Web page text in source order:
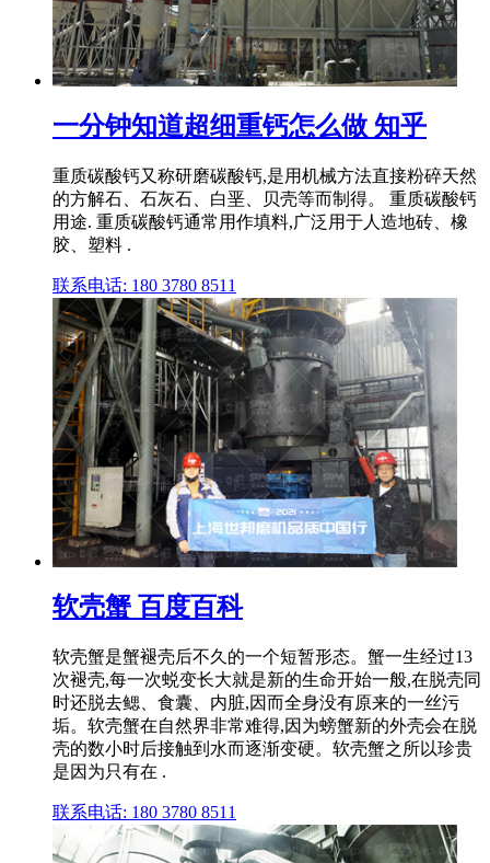
一分钟知道超细重钙怎么做 知乎
重质碳酸钙又称研磨碳酸钙,是用机械方法直接粉碎天然
的方解石、石灰石、白垩、贝壳等而制得。 重质碳酸钙
用途. 重质碳酸钙通常用作填料,广泛用于人造地砖、橡
胶、塑料 .
联系电话: 180 3780 8511
软壳蟹 百度百科
软壳蟹是蟹褪壳后不久的一个短暂形态。蟹一生经过13
次褪壳,每一次蜕变长大就是新的生命开始一般,在脱壳同
时还脱去鳃、食囊、内脏,因而全身没有原来的一丝污
垢。软壳蟹在自然界非常难得,因为螃蟹新的外壳会在脱
壳的数小时后接触到水而逐渐变硬。软壳蟹之所以珍贵
是因为只有在 .
联系电话: 180 3780 8511